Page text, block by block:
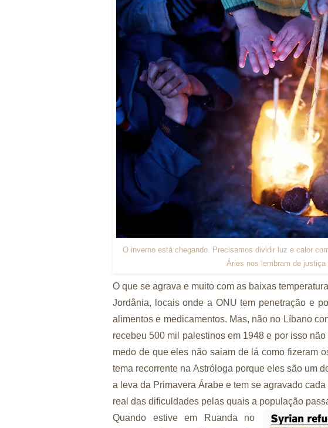
O inverno está chegando. Precisamos dividir luz e calor
Áries nos lembram de justiça
O que se agrava e muito com as baixas
Jordânia, locais onde a ONU tem penetração e
alimentos e medicamentos. Mas, não no Líbano
recebeu 500 mil palestinos em 1948 e por isso
medo de que eles não saiam de lá como fizeram
tema recorrente na Astróloga porque eles são um
a leva da Primavera Árabe e tem se agravado
real das dificuldades pelas quais a população
Quando estive em Ruanda no